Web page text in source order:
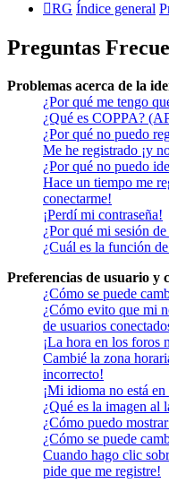
RG Índice general
Preguntas
Problemas acerca de la
¿Por qué me tengo
¿Qué es COPPA?
¿Por qué no puedo
Me he registrado ¡y
¿Por qué no puedo
Hace un tiempo me
conectarme!
¡Perdí mi contraseña!
¿Por qué mi sesión
¿Cuál es la función
Preferencias de usuario y
¿Cómo se puede
¿Cómo evito que mi
de usuarios
¡La hora en los foros
Cambié la zona
incorrecto!
¡Mi idioma no está
¿Qué es la imagen al
¿Cómo puedo
¿Cómo se puede
Cuando hago clic
pide que me registre!